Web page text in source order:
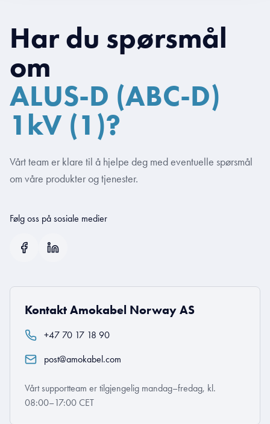
Har du spørsmål
om
ALUS-D (ABC-D)
1kV (1)?
Vårt team er klare til å hjelpe deg med eventuelle spørsmål
om våre produkter og tjenester.
Følg oss på sosiale medier
Kontakt Amokabel Norway AS
+47 70 17 18 90
post@amokabel.com
Vårt supportteam er tilgjengelig mandag–fredag, kl.
08:00–17:00 CET